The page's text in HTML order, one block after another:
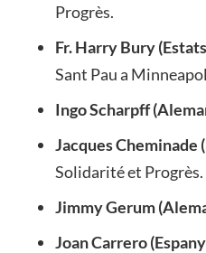
Progrès.
Fr. Harry Bury
Sant Pau a
Ingo Scharpff
Jacques Cheminade
Solidarité et Progrès.
Jimmy Gerum
Joan Carrero